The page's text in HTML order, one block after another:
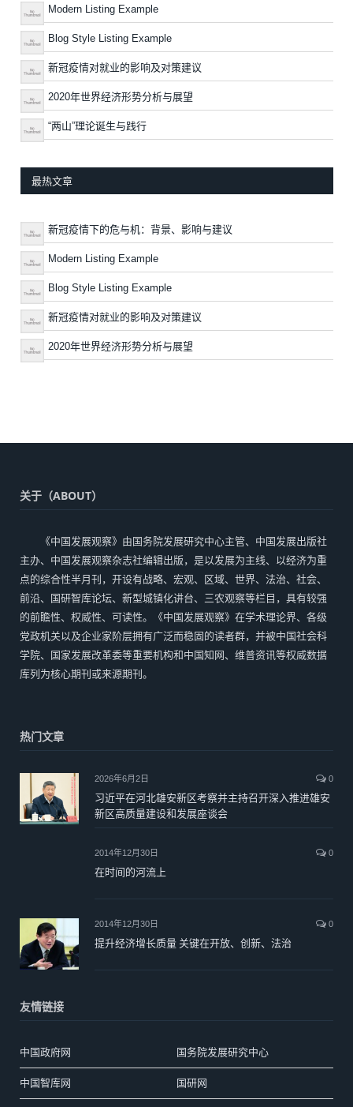
Modern Listing Example
Blog Style Listing Example
新冠疫情对就业的影响及对策建议
2020年世界经济形势分析与展望
“两山”理论诞生与践行
最热文章
新冠疫情下的危与机：背景、影响与建议
Modern Listing Example
Blog Style Listing Example
新冠疫情对就业的影响及对策建议
2020年世界经济形势分析与展望
关于（ABOUT）
《中国发展观察》由国务院发展研究中心主管、中国发展出版社
主办、中国发展观察杂志社编辑出版，是以发展为主线、以经济为重
点的综合性半月刊，开设有战略、宏观、区域、世界、法治、社会、
前沿、国研智库论坛、新型城镇化讲台、三农观察等栏目，具有较强
的前瞻性、权威性、可读性。《中国发展观察》在学术理论界、各级
党政机关以及企业家阶层拥有广泛而稳固的读者群，并被中国社会科
学院、国家发展改革委等重要机构和中国知网、维普资讯等权威数据
库列为核心期刊或来源期刊。
热门文章
2026年6月2日 0
习近平在河北雄安新区考察并主持召开深入推进雄安
新区高质量建设和发展座谈会
2014年12月30日 0
在时间的河流上
2014年12月30日 0
提升经济增长质量 关键在开放、创新、法治
友情链接
中国政府网 国务院发展研究中心
中国智库网 国研网